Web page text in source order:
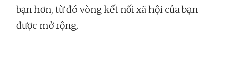
bạn hơn, từ đó vòng kết nối xã hội của bạn
được mở rộng.